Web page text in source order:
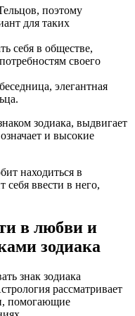
поэтому
для таких
себя в обществе,
своего
элегантная
зодиака, выдвигает
и высокие
находиться в
ввести в него,
в любви и
зодиака
знак зодиака
рассматривает
помогающие